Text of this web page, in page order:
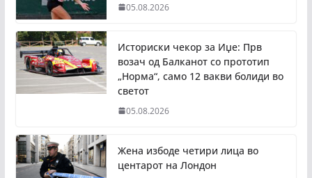
05.08.2026
Историски чекор за Иџе: Прв
возач од Балканот со прототип
„Норма“, само 12 вакви болиди во
светот
05.08.2026
Жена избоде четири лица во
центарот на Лондон